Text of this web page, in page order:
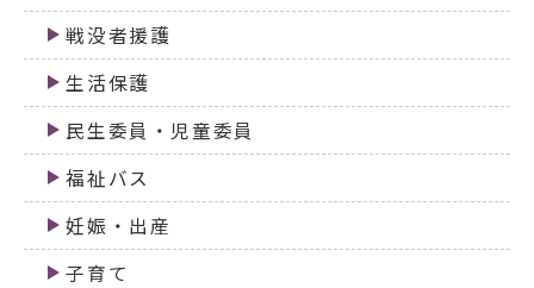
戦没者援護
生活保護
民生委員・児童委員
福祉バス
妊娠・出産
子育て